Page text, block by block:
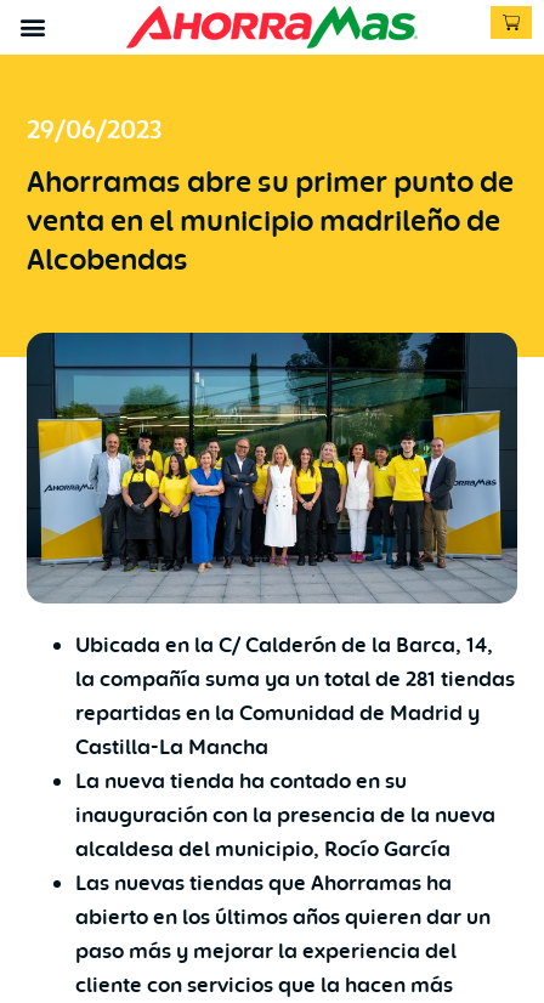
29/06/2023
Ahorramas abre su primer punto de
venta en el municipio madrileño de
Alcobendas
Ubicada en la C/ Calderón de la Barca, 14,
la compañía suma ya un total de 281 tiendas
repartidas en la Comunidad de Madrid y
Castilla-La Mancha
La nueva tienda ha contado en su
inauguración con la presencia de la nueva
alcaldesa del municipio, Rocío García
Las nuevas tiendas que Ahorramas ha
abierto en los últimos años quieren dar un
paso más y mejorar la experiencia del
cliente con servicios que la hacen más